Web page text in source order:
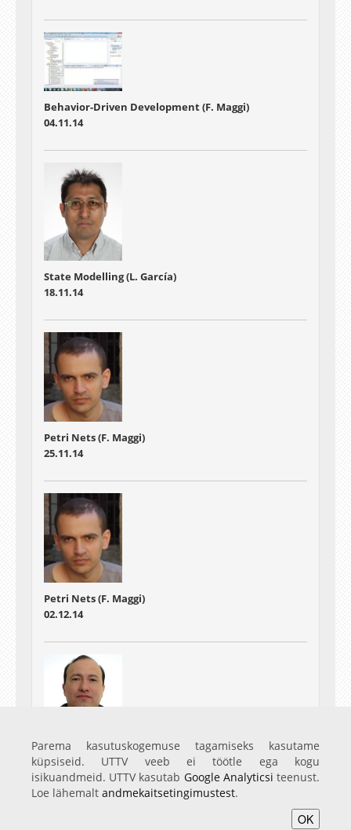
Behavior-Driven Development (F. Maggi)
04.11.14
State Modelling (L. García)
18.11.14
Petri Nets (F. Maggi)
25.11.14
Petri Nets (F. Maggi)
02.12.14
03.02.15
Parema kasutuskogemuse tagamiseks kasutame
küpsiseid. UTTV veeb ei töötle ega kogu
isikuandmeid. UTTV kasutab Google Analyticsi teenust.
Loe lähemalt andmekaitsetingimustest.
OK